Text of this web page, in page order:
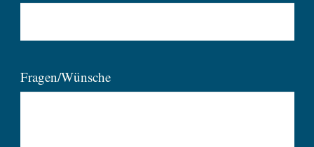
Fragen/Wünsche